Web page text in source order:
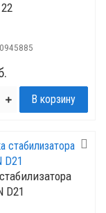
0945885
D21